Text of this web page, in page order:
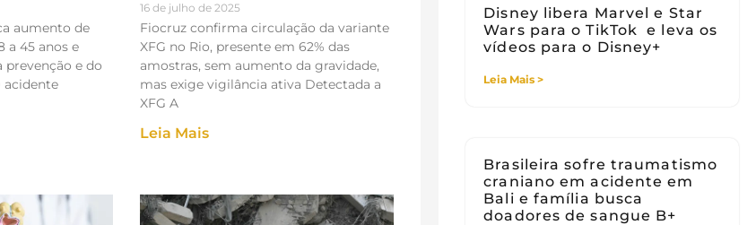
aumento de
a 45 anos e
e do
acidente
16 de julho de 2025
Fiocruz confirma circulação da variante
XFG no Rio, presente em 62% das
amostras, sem aumento da gravidade,
mas exige vigilância ativa Detectada a
XFG A
Leia Mais
Disney libera Marvel e Star
Wars para o TikTok e leva os
vídeos para o Disney+
Leia Mais >
Brasileira sofre traumatismo
craniano em acidente em
Bali e família busca
doadores de sangue B+